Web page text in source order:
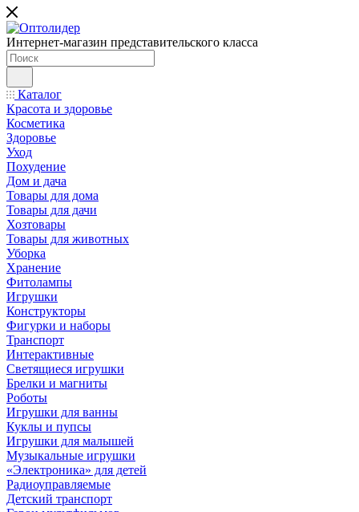
Интернет-магазин представительского класса
Каталог
Красота и здоровье
Косметика
Здоровье
Уход
Похудение
Дом и дача
Товары для дома
Товары для дачи
Хозтовары
Товары для животных
Уборка
Хранение
Фитолампы
Игрушки
Конструкторы
Фигурки и наборы
Транспорт
Интерактивные
Светящиеся игрушки
Брелки и магниты
Роботы
Игрушки для ванны
Куклы и пупсы
Игрушки для малышей
Музыкальные игрушки
«Электроника» для детей
Радиоуправляемые
Детский транспорт